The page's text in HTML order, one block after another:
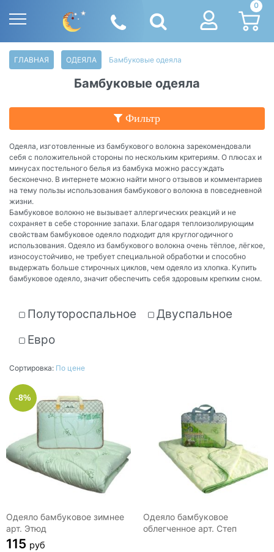
0
ГЛАВНАЯ ОДЕЯЛА Бамбуковые одеяла
Бамбуковые одеяла
Фильтр
Одеяла, изготовленные из бамбукового волокна зарекомендовали
себя с положительной стороны по нескольким критериям. О плюсах и
минусах постельного белья из бамбука можно рассуждать
бесконечно. В интернете можно найти много отзывов и комментариев
на тему пользы использования бамбукового волокна в повседневной
жизни.
Бамбуковое волокно не вызывает аллергических реакций и не
сохраняет в себе сторонние запахи. Благодаря теплоизолирующим
свойствам бамбуковое одеяло подходит для круглогодичного
использования. Одеяло из бамбукового волокна очень тёплое, лёгкое,
износоустойчиво, не требует специальной обработки и способно
выдержать больше стирочных циклов, чем одеяло из хлопка. Купить
бамбуковое одеяло, значит обеспечить себя здоровым крепким сном.
Полутороспальное
Двуспальное
Евро
Сортировка: По цене
-8%
Одеяло бамбуковое зимнее
арт. Этюд
115 руб
Одеяло бамбуковое
облегченное арт. Степ